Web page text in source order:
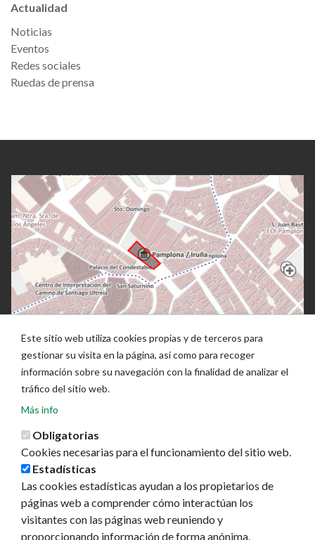
Actualidad
Noticias
Eventos
Redes sociales
Ruedas de prensa
Ayuntamiento de Pamplona
Plaza Consistorial, s/n
31001 - Pamplona
Este sitio web utiliza cookies propias y de terceros para
gestionar su visita en la página, así como para recoger
información sobre su navegación con la finalidad de analizar el
tráfico del sitio web.
Más info
Obligatorias
Cookies necesarias para el funcionamiento del sitio web.
Estadísticas
Las cookies estadísticas ayudan a los propietarios de
páginas web a comprender cómo interactúan los
visitantes con las páginas web reuniendo y
proporcionando información de forma anónima.